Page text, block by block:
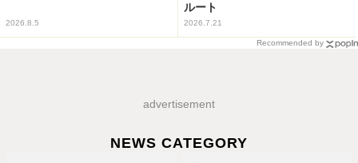
2026.8.5
ルート
2026.7.21
Recommended by
advertisement
NEWS CATEGORY